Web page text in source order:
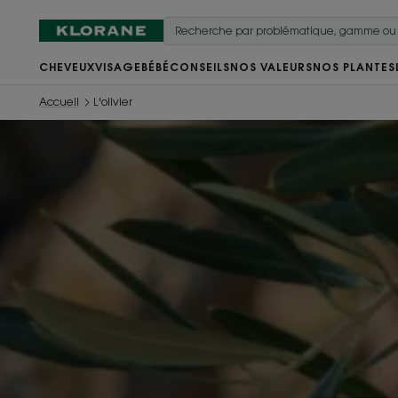
CHEVEUXVISAGE BÉBÉ CONSEILSNOS VALEURSNOS PLANTES
Accueil L'olivier